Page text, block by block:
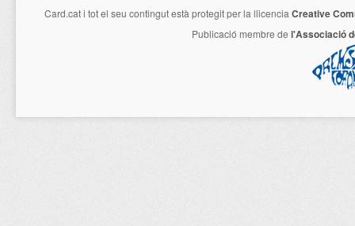
Card.cati tot el seu contingut està protegit per la llicencia Creative
Publicació membre de l'Associació